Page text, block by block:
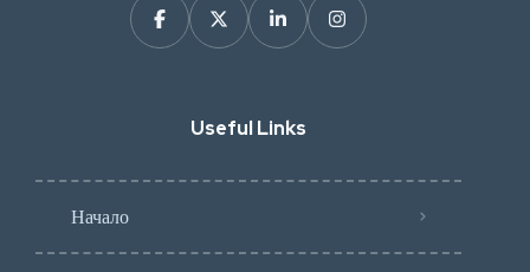
Useful Links
Начало